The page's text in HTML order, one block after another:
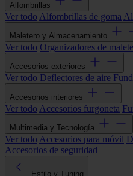
Alfombrillas
Ver todo Alfombrillas de goma
Maletero y Almacenamiento
Ver todo Organizadores de
Accesorios exteriores
Ver todo Deflectores de aire
Accesorios interiores
Ver todo Accesorios furgoneta
Multimedia y Tecnología
Ver todo Accesorios para móvil
Accesorios de seguridad
Estilo y Tuning